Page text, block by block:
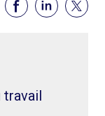
travail